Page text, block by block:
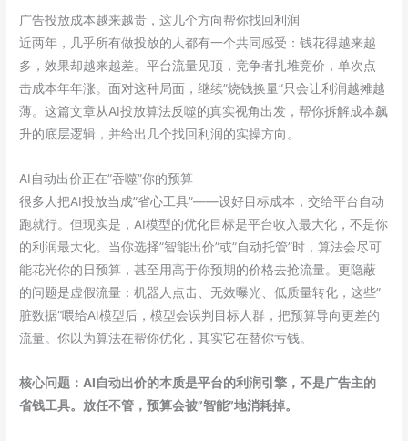
户
日
预
算
设
多
合
适，
别
再
乱
花
钱
了
广告投放成本越来越贵，这几个方向帮你找回利润
近两年，几乎所有做投放的人都有一个共同感受：钱花得越来越
多，效果却越来越差。平台流量见顶，竞争者扎堆竞价，单次点
击成本年年涨。面对这种局面，继续”烧钱换量”只会让利润越摊越
薄。这篇文章从AI投放算法反噬的真实视角出发，帮你拆解成本飙
升的底层逻辑，并给出几个找回利润的实操方向。
AI自动出价正在”吞噬”你的预算
很多人把AI投放当成”省心工具”——设好目标成本，交给平台自动
跑就行。但现实是，AI模型的优化目标是平台收入最大化，不是你
的利润最大化。当你选择”智能出价”或”自动托管”时，算法会尽可
能花光你的日预算，甚至用高于你预期的价格去抢流量。更隐蔽
的问题是虚假流量：机器人点击、无效曝光、低质量转化，这些”
脏数据”喂给AI模型后，模型会误判目标人群，把预算导向更差的
流量。你以为算法在帮你优化，其实它在替你亏钱。
核心问题：AI自动出价的本质是平台的利润引擎，不是广告主的
省钱工具。放任不管，预算会被”智能”地消耗掉。